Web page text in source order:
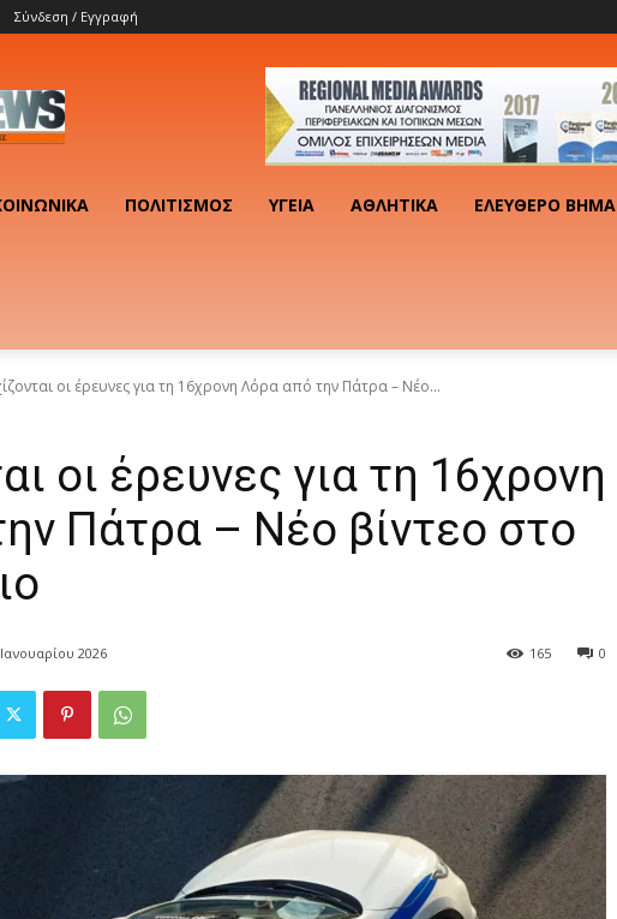
Σύνδεση / Εγγραφή
ΠΟΛΙΤΙΣΜΌΣ ΥΓΕΊΑ ΑΘΛΗΤΙΚΆ ΕΛΕΎΘΕΡΟ ΒΉΜΑ
οι έρευνες για τη 16χρονη Λόρα από την Πάτρα – Νέο...
οι έρευνες για τη 16χρονη
Πάτρα – Νέο βίντεο στο
2026 0
165